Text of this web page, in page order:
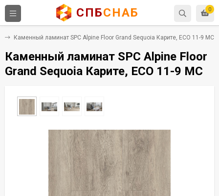
0
СПБСНАБ
Каменный ламинат SPC Alpine Floor Grand Sequoia Карите, ECO 11-9 MC
Каменный ламинат SPC Alpine Floor
Grand Sequoia Карите, ECO 11-9 MC